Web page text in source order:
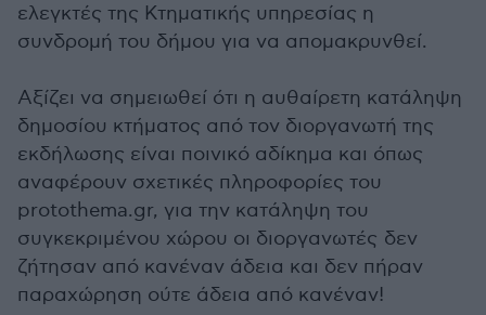
ελεγκτές της Κτηματικής υπηρεσίας η
συνδρομή του δήμου για να απομακρυνθεί.
Αξίζει να σημειωθεί ότι η αυθαίρετη κατάληψη
δημοσίου κτήματος από τον διοργανωτή της
εκδήλωσης είναι ποινικό αδίκημα και όπως
αναφέρουν σχετικές πληροφορίες του
protothema.gr, για την κατάληψη του
συγκεκριμένου χώρου οι διοργανωτές δεν
ζήτησαν από κανέναν άδεια και δεν πήραν
παραχώρηση ούτε άδεια από κανέναν!